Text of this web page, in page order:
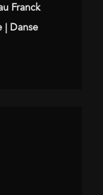
Franck
| Danse